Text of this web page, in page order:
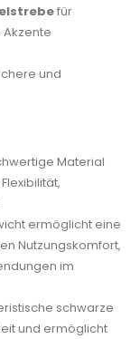
für
und
Material
ermöglicht eine
Nutzungskomfort,
im
schwarze
und ermöglicht